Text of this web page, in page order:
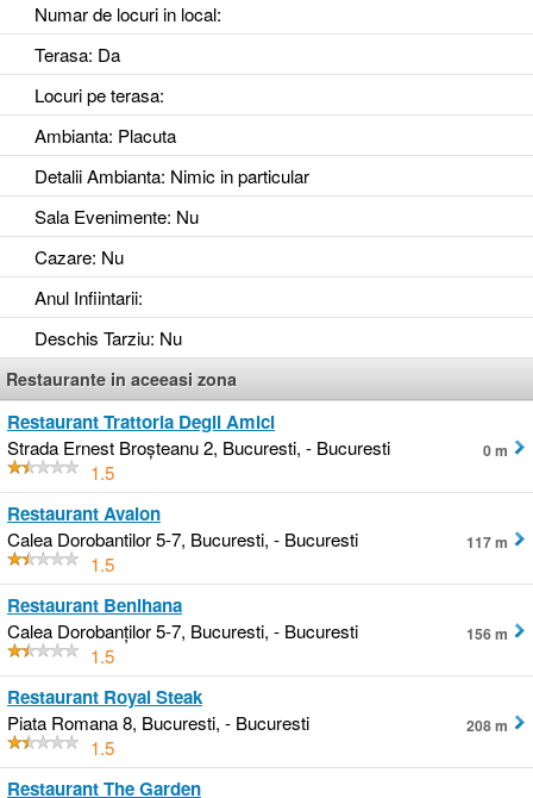
Numar de locuri in local:
Terasa: Da
Locuri pe terasa:
Ambianta: Placuta
Detalii Ambianta: Nimic in particular
Sala Evenimente: Nu
Cazare: Nu
Anul Infiintarii:
Deschis Tarziu: Nu
Restaurante in aceeasi zona
Restaurant Trattoria Degli Amici
Strada Ernest Broșteanu 2, Bucuresti, - Bucuresti
1.5
0 m
Restaurant Avalon
Calea Dorobantilor 5-7, Bucuresti, - Bucuresti
1.5
117 m
Restaurant Benihana
Calea Dorobanților 5-7, Bucuresti, - Bucuresti
1.5
156 m
Restaurant Royal Steak
Piata Romana 8, Bucuresti, - Bucuresti
1.5
208 m
Restaurant The Garden